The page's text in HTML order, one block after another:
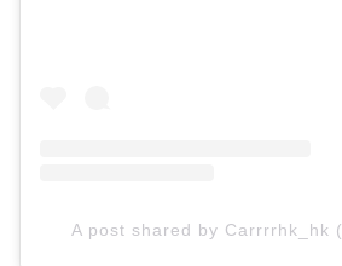
A post shared by Carrrrhk_hk